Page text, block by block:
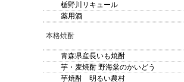
楯野川リキュール
薬用酒
本格焼酎
青森県産長いも焼酎
芋・麦焼酎 野海棠のかいどう
芋焼酎 明るい農村